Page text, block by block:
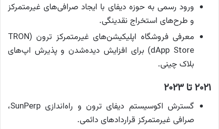
ورود رسمی به حوزه دیفای با ایجاد صرافی‌های غیرمتمرکز
و طرح‌های استخراج نقدینگی.
معرفی فروشگاه اپلیکیشن‌های غیرمتمرکز ترون (TRON
dApp Store) برای افزایش دیده‌شدن و پذیرش اپ‌های
بلاک چینی.
۲۰۲۱ تا ۲۰۲۳
گسترش اکوسیستم دیفای ترون و راه‌اندازی SunPerp،
صرافی غیرمتمرکز قراردادهای دائمی.